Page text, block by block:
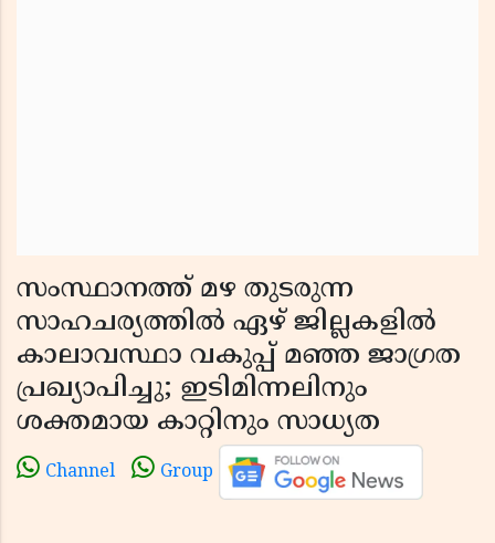
സംസ്ഥാനത്ത് മഴ തുടരുന്ന
സാഹചര്യത്തിൽ ഏഴ് ജില്ലകളിൽ
കാലാവസ്ഥാ വകുപ്പ് മഞ്ഞ ജാഗ്രത
പ്രഖ്യാപിച്ചു; ഇടിമിന്നലിനും
ശക്തമായ കാറ്റിനും സാധ്യത
Channel Group